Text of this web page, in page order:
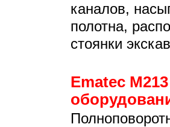
каналов,
полотна,
стоянки
Ematec